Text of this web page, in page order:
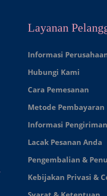
Layanan
Informasi
Hubungi Kami
Cara Pemesanan
Metode Pembayaran
Informasi Pengiriman
Lacak Pesanan Anda
Pengembalian &
Kebijakan Privasi &